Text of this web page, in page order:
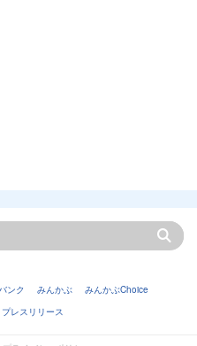
ンク みんかぶ
みんかぶChoice
プレスリリース